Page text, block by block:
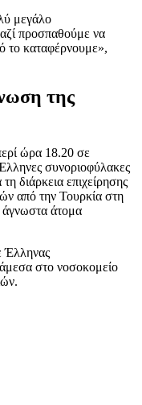
μεγάλο
προσπαθούμε να
το καταφέρνουμε»,
της
ώρα 18.20 σε
συνοριοφύλακες
διάρκεια επιχείρησης
από την Τουρκία στη
άτομα
Έλληνας
στο νοσοκομείο